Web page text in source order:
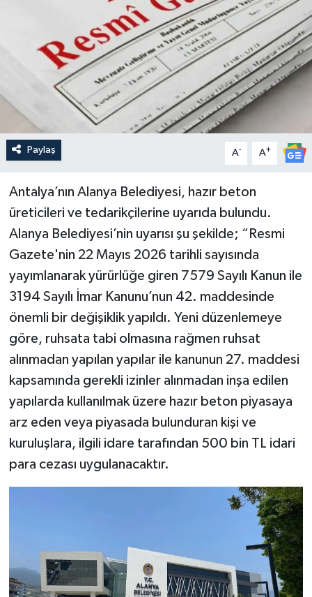
Paylaş A- A+
Antalya’nın Alanya Belediyesi, hazır beton
üreticileri ve tedarikçilerine uyarıda bulundu.
Alanya Belediyesi’nin uyarısı şu şekilde; “Resmi
Gazete'nin 22 Mayıs 2026 tarihli sayısında
yayımlanarak yürürlüğe giren 7579 Sayılı Kanun ile
3194 Sayılı İmar Kanunu’nun 42. maddesinde
önemli bir değişiklik yapıldı. Yeni düzenlemeye
göre, ruhsata tabi olmasına rağmen ruhsat
alınmadan yapılan yapılar ile kanunun 27. maddesi
kapsamında gerekli izinler alınmadan inşa edilen
yapılarda kullanılmak üzere hazır beton piyasaya
arz eden veya piyasada bulunduran kişi ve
kuruluşlara, ilgili idare tarafından 500 bin TL idari
para cezası uygulanacaktır.
Sağlık & Yaşam
Siyaset